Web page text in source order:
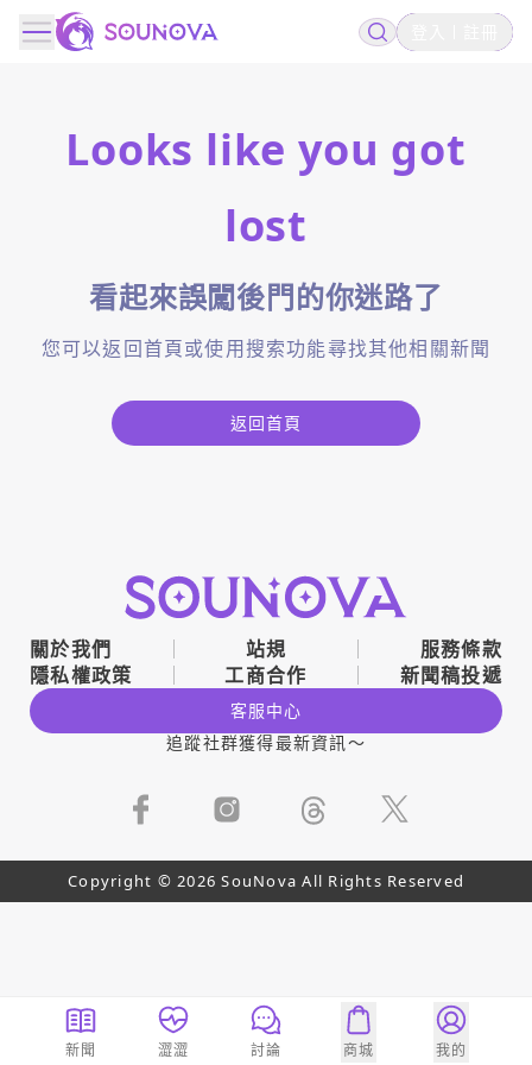
Looks like you got
lost
看起來誤闖後門的你迷路了
您可以返回首頁或使用搜索功能尋找其他相關新聞
返回首頁
關於我們 站規
服務條款
隱私權政策
工商合作 新聞稿投遞
客服中心
追蹤社群獲得最新資訊～
Copyright © 2026 SouNova All Rights Reserved
新聞 澀澀 討論 商城 我的